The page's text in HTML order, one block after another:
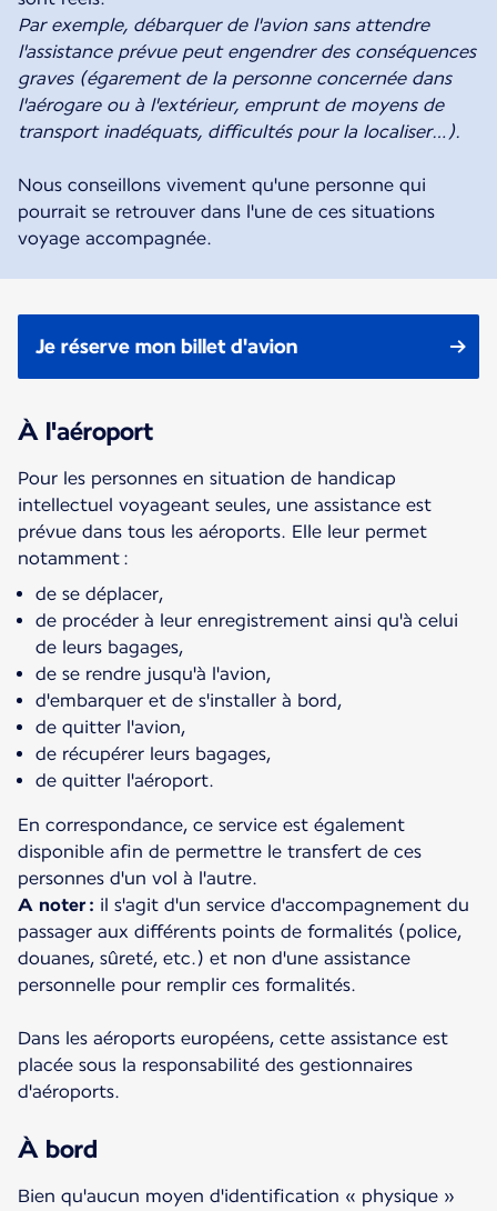
Par exemple, débarquer de l'avion sans attendre
l'assistance prévue peut engendrer des conséquences
graves (égarement de la personne concernée dans
l'aérogare ou à l'extérieur, emprunt de moyens de
transport inadéquats, difficultés pour la localiser…).
Nous conseillons vivement qu'une personne qui
pourrait se retrouver dans l'une de ces situations
voyage accompagnée.
Je réserve mon billet d'avion
À l'aéroport
Pour les personnes en situation de handicap
intellectuel voyageant seules, une assistance est
prévue dans tous les aéroports. Elle leur permet
notamment :
de se déplacer,
de procéder à leur enregistrement ainsi qu'à celui
de leurs bagages,
de se rendre jusqu'à l'avion,
d'embarquer et de s'installer à bord,
de quitter l'avion,
de récupérer leurs bagages,
de quitter l'aéroport.
En correspondance, ce service est également
disponible afin de permettre le transfert de ces
A noter : il s'agit d'un service d'accompagnement du
passager aux différents points de formalités (police,
douanes, sûreté, etc.) et non d'une assistance
personnelle pour remplir ces formalités.
Dans les aéroports européens, cette assistance est
placée sous la responsabilité des gestionnaires
d'aéroports.
À bord
Bien qu'aucun moyen d'identification « physique »